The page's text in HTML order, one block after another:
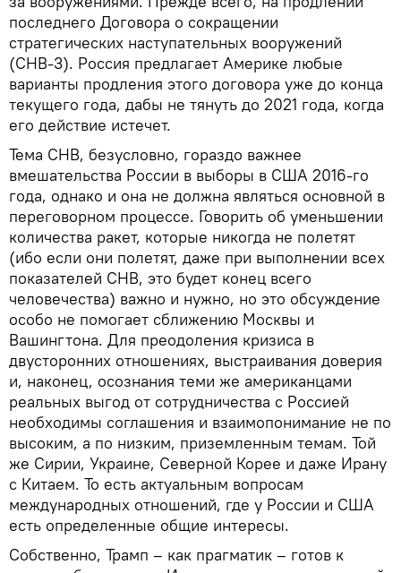
последнего Договора о сокращении
стратегических наступательных вооружений
(СНВ-3). Россия предлагает Америке любые
варианты продления этого договора уже до конца
текущего года, дабы не тянуть до 2021 года, когда
его действие истечет.
Тема СНВ, безусловно, гораздо важнее
вмешательства России в выборы в США 2016-го
года, однако и она не должна являться основной в
переговорном процессе. Говорить об уменьшении
количества ракет, которые никогда не полетят
(ибо если они полетят, даже при выполнении всех
показателей СНВ, это будет конец всего
человечества) важно и нужно, но это обсуждение
особо не помогает сближению Москвы и
Вашингтона. Для преодоления кризиса в
двусторонних отношениях, выстраивания доверия
и, наконец, осознания теми же американцами
реальных выгод от сотрудничества с Россией
необходимы соглашения и взаимопонимание не по
высоким, а по низким, приземленным темам. Той
же Сирии, Украине, Северной Корее и даже Ирану
с Китаем. То есть актуальным вопросам
международных отношений, где у России и США
есть определенные общие интересы.
Собственно, Трамп – как прагматик – готов к